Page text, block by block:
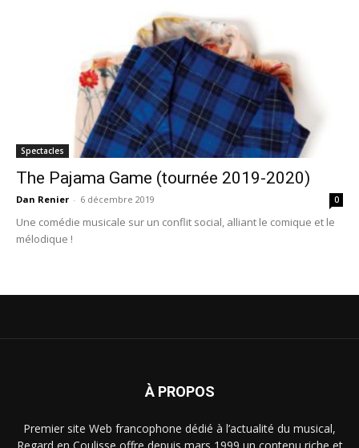
Spectacles
The Pajama Game (tournée 2019-2020)
Dan Renier - 6 décembre 2019 0
Une comédie musicale sur un conflit social, alliant le comique et le
mélodique !
À PROPOS
Premier site Web francophone dédié à l’actualité du musical,